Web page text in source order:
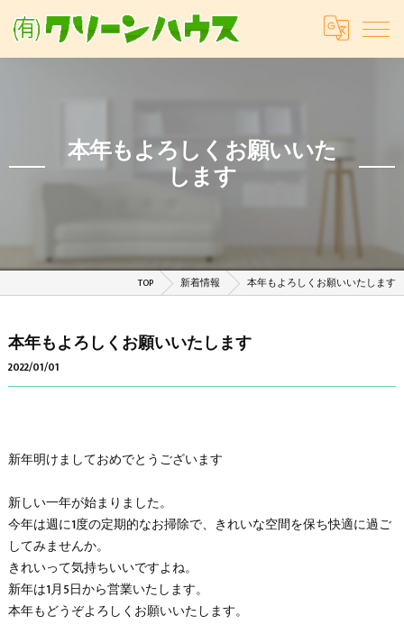
本年もよろしくお願いいた
します
TOP 新着情報 本年もよろしくお願いいたします
本年もよろしくお願いいたします
2022/01/01
新年明けましておめでとうございます
新しい一年が始まりました。
今年は週に1度の定期的なお掃除で、きれいな空間を保ち快適に過ご
してみませんか。
きれいって気持ちいいですよね。
新年は1月5日から営業いたします。
本年もどうぞよろしくお願いいたします。